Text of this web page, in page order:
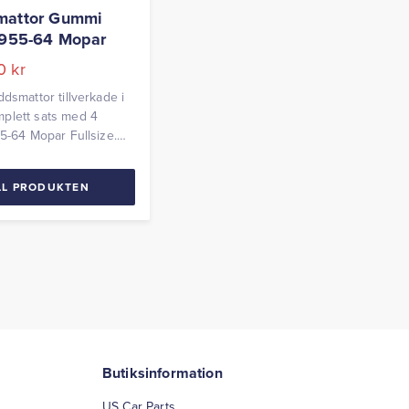
Gummi
64 Mopar
kr
tillverkade i
sats med 4
64 Mopar Fullsize.
PRODUKTEN
Butiksinformation